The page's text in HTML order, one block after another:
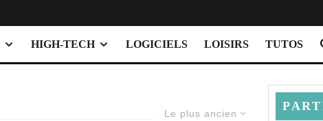
HIGH-TECH LOGICIELS LOISIRS TUTOS
Le plus ancien